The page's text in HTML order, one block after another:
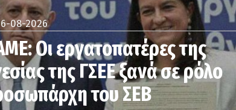
08-2026
Οι εργατοπατέρες της
της ΓΣΕΕ ξανά σε ρόλο
του ΣΕΒ